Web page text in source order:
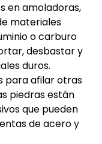
en amoladoras,
materiales
o carburo
desbastar y
duros.
para afilar otras
piedras están
que pueden
de acero y